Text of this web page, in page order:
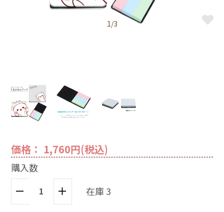
1/3
価格： 1,760円(税込)
購入数
在庫 3